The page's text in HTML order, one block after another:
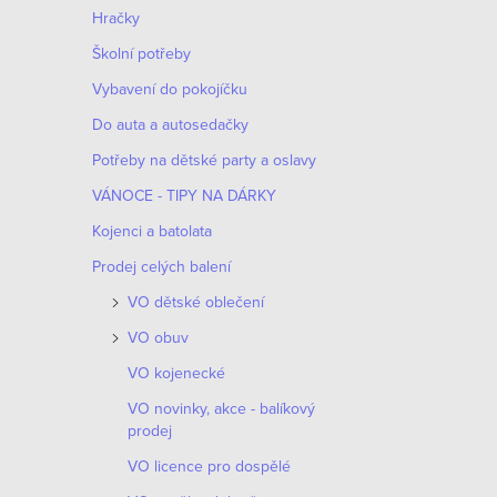
n
n
í
p
a
n
e
Hračky
Školní potřeby
Vybavení do pokojíčku
Do auta a autosedačky
Potřeby na dětské party a oslavy
VÁNOCE - TIPY NA DÁRKY
Kojenci a batolata
Prodej celých balení
VO dětské oblečení
VO obuv
VO kojenecké
VO novinky, akce - balíkový
prodej
VO licence pro dospělé